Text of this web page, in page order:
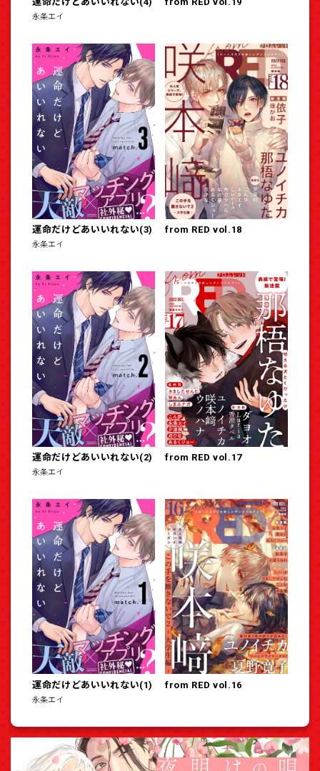
永条エイ
運命だけどあいいれない(3)
永条エイ
from RED vol.18
運命だけどあいいれない(2)
永条エイ
from RED vol.17
運命だけどあいいれない(1)
永条エイ
from RED vol.16